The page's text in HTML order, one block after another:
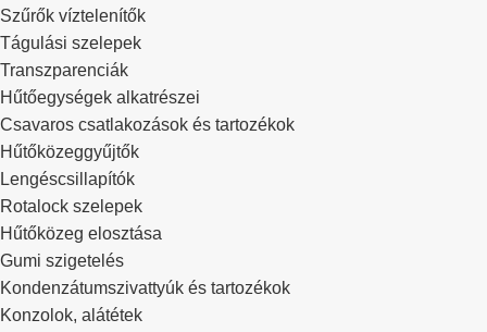
Szűrők víztelenítők
Tágulási szelepek
Transzparenciák
Hűtőegységek alkatrészei
Csavaros csatlakozások és tartozékok
Hűtőközeggyűjtők
Lengéscsillapítók
Rotalock szelepek
Hűtőközeg elosztása
Gumi szigetelés
Kondenzátumszivattyúk és tartozékok
Konzolok, alátétek